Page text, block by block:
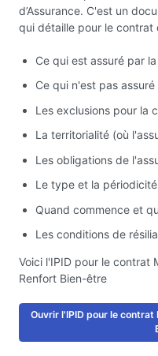
d’Assurance. C'est un
qui détaille pour le contrat
Ce qui est assuré par
Ce qui n'est pas
Les exclusions pour la
La territorialité (où
Les obligations de
Le type et la
Quand commence et
Les conditions de
Voici l'IPID pour le contrat
Renfort Bien-être
Ouvrir l'IPID pour le